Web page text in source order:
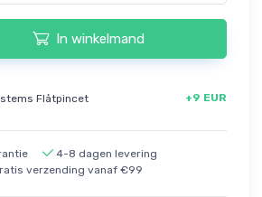
In winkelmand
Flåtpincet +9 EUR
4-8 dagen levering
verzending vanaf €99